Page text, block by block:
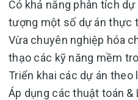
Có khả năng phân tích
tượng một số dự án thực
Vừa chuyên nghiệp hóa
thạo các kỹ năng mềm
Triển khai các dự án
Áp dụng các thuật toán